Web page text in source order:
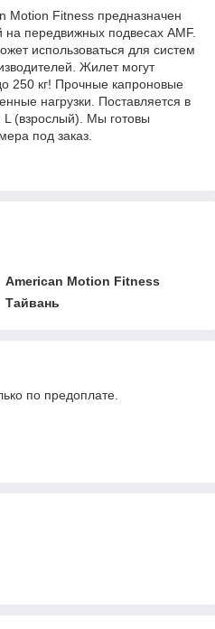
Motion Fitness предназначен
передвижных подвесах AMF.
использоваться для систем
Жилет могут
250 кг! Прочные капроновые
нагрузки. Поставляется в
L (взрослый). Мы готовы
под заказ.
American Motion Fitness
Тайвань
по предоплате.